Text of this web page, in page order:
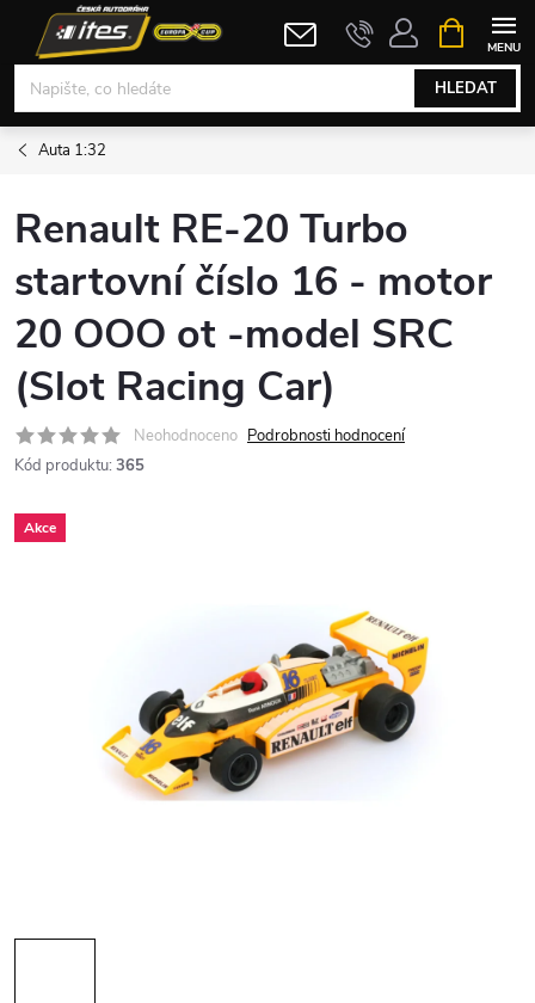
obsah
HLEDAT
NÁKUPNÍ
KOŠÍK
Auta 1:32
Renault RE-20 Turbo
startovní číslo 16 - motor
20 OOO ot -model SRC
(Slot Racing Car)
Neohodnoceno Podrobnosti hodnocení
Kód produktu: 365
Akce